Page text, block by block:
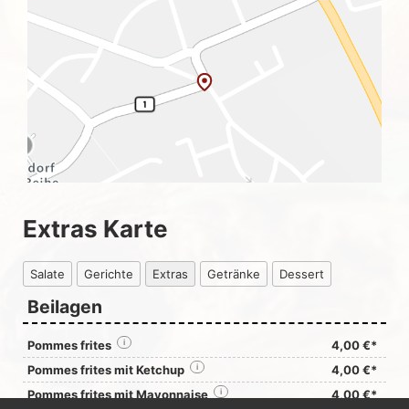
Extras Karte
Salate Gerichte Extras Getränke Dessert
Beilagen
Pommes frites 4,00 €*
i
Pommes frites mit Ketchup 4,00 €*
i
Pommes frites mit Mayonnaise 4,00 €*
i